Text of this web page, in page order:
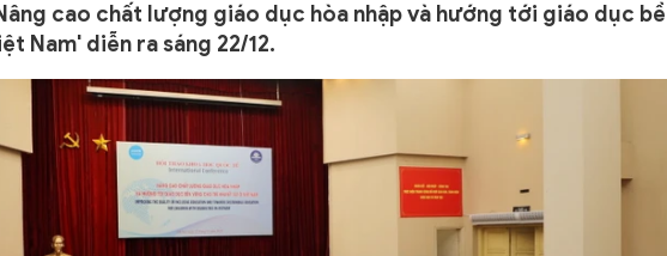
cao chất lượng giáo dục hòa nhập và hướng tới giáo dục
Nam' diễn ra sáng 22/12.